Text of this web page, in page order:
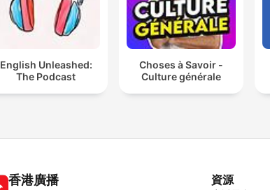
English Unleashed:
The Podcast
Choses à Savoir -
Culture générale
香港廣播 資源